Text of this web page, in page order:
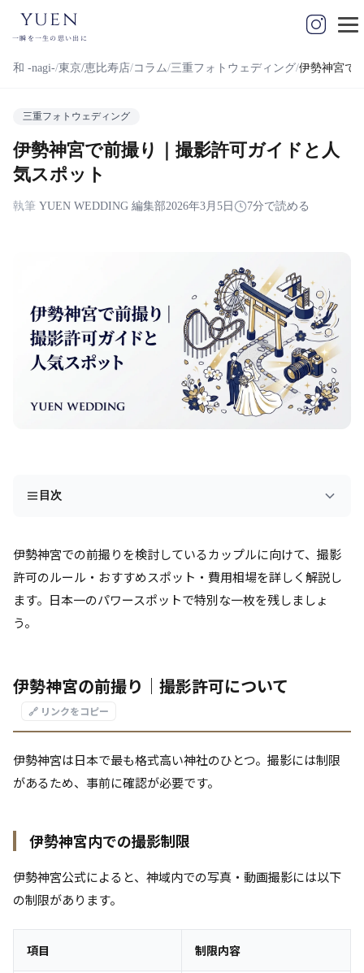
yuen
一瞬を一生の思い出に
和 -nagi- 東京/恵比寿店 コラム 三重フォトウェディング 伊勢神宮で
三重フォトウェディング
伊勢神宮で前撮り｜撮影許可ガイドと人
気スポット
執筆 YUEN WEDDING 編集部2026年3月5日 7分で読める
目次
伊勢神宮での前撮りを検討しているカップルに向けて、撮影
許可のルール・おすすめスポット・費用相場を詳しく解説し
ます。日本一のパワースポットで特別な一枚を残しましょ
う。
伊勢神宮の前撮り｜撮影許可について
🔗 リンクをコピー
伊勢神宮は日本で最も格式高い神社のひとつ。撮影には制限
があるため、事前に確認が必要です。
伊勢神宮内での撮影制限
伊勢神宮公式によると、神域内での写真・動画撮影には以下
の制限があります。
項目 制限内容